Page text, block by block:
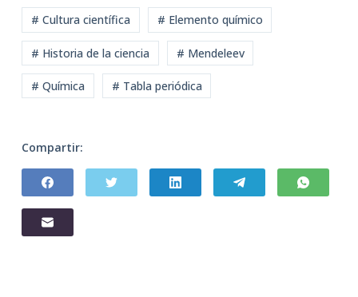
# Cultura científica # Elemento químico
# Historia de la ciencia # Mendeleev
# Química # Tabla periódica
Compartir: